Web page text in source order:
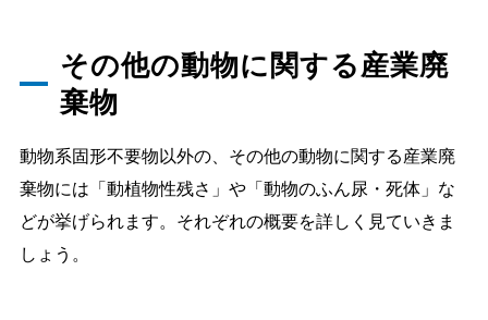
その他の動物に関する産業廃
棄物
動物系固形不要物以外の、その他の動物に関する産業廃
棄物には「動植物性残さ」や「動物のふん尿・死体」な
どが挙げられます。それぞれの概要を詳しく見ていきま
しょう。